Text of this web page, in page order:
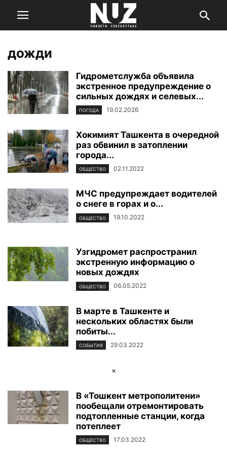
дожди
Гидрометслужба объявила
экстренное предупреждение о
сильных дождях и селевых...
ПОГОДА 19.02.2026
Хокимият Ташкента в очередной
раз обвинил в затоплении
города...
ОБЩЕСТВО 02.11.2022
МЧС предупреждает водителей
о снеге в горах и о...
ОБЩЕСТВО 19.10.2022
Узгидромет распространил
экстренную информацию о
новых дождях
ОБЩЕСТВО 06.05.2022
В марте в Ташкенте и
нескольких областях были
побиты...
СОБЫТИЯ 29.03.2022
×
В «Тошкент метрополитени»
пообещали отремонтировать
подтопленные станции, когда
потеплеет
ОБЩЕСТВО 17.03.2022